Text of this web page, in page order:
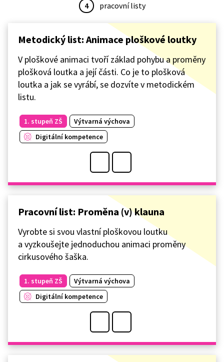
4 pracovní listy
Metodický list: Animace ploškové loutky
V ploškové animaci tvoří základ pohybu a proměny
plošková loutka a její části. Co je to plošková
loutka a jak se vyrábí, se dozvíte v metodickém
listu.
1. stupeň ZŠ
Výtvarná výchova
Digitální kompetence
Pracovní list: Proměna (v) klauna
Vyrobte si svou vlastní ploškovou loutku
a vyzkoušejte jednoduchou animaci proměny
cirkusového šaška.
1. stupeň ZŠ
Výtvarná výchova
Digitální kompetence